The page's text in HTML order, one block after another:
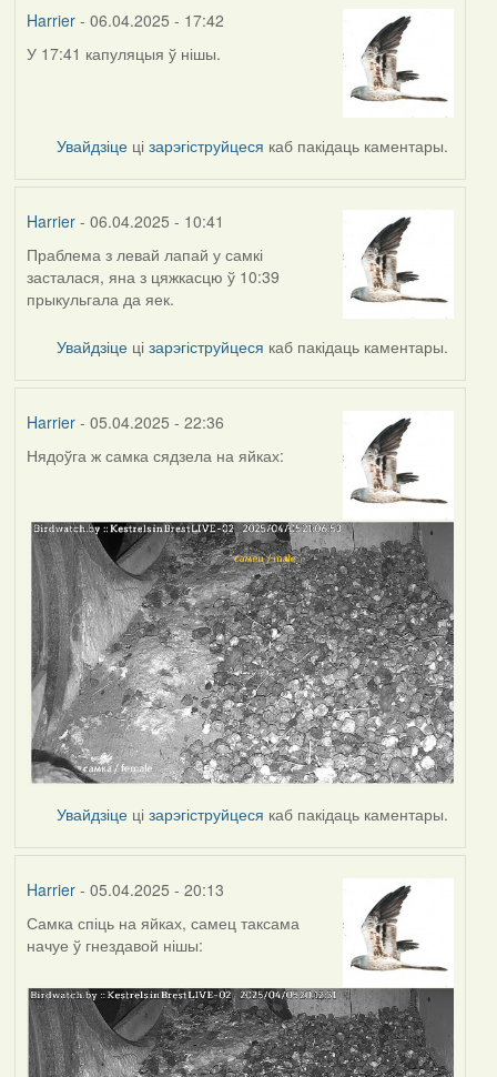
Harrier- 06.04.2025 - 17:42
У 17:41 капуляцыя ў нішы.
Увайдзіце цізарэгіструйцеся каб пакідаць каментары.
Harrier- 06.04.2025 - 10:41
Праблема з левай лапай у самкі
засталася, яна з цяжкасцю ў 10:39
прыкульгала да яек.
Увайдзіце цізарэгіструйцеся каб пакідаць каментары.
Harrier- 05.04.2025 - 22:36
Нядоўга ж самка сядзела на яйках:
Увайдзіце цізарэгіструйцеся каб пакідаць каментары.
Harrier- 05.04.2025 - 20:13
Самка спіць на яйках, самец таксама
начуе ў гнездавой нішы: